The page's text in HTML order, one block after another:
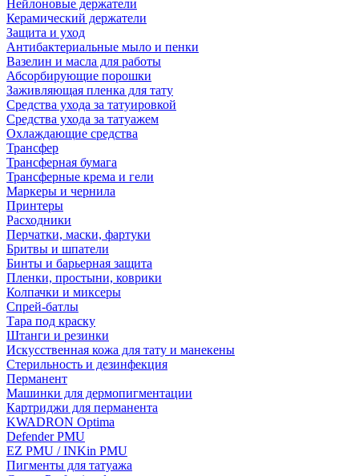
Нейлоновые держатели
Керамический держатели
Защита и уход
Антибактериальные мыло и пенки
Вазелин и масла для работы
Абсорбирующие порошки
Заживляющая пленка для тату
Средства ухода за татуировкой
Средства ухода за татуажем
Охлаждающие средства
Трансфер
Трансферная бумага
Трансферные крема и гели
Маркеры и чернила
Принтеры
Расходники
Перчатки, маски, фартуки
Бритвы и шпатели
Бинты и барьерная защита
Пленки, простыни, коврики
Колпачки и миксеры
Спрей-батлы
Тара под краску
Штанги и резинки
Искусственная кожа для тату и манекены
Стерильность и дезинфекция
Перманент
Машинки для дермопигментации
Картриджи для перманента
KWADRON Optima
Defender PMU
EZ PMU / INKin PMU
Пигменты для татуажа